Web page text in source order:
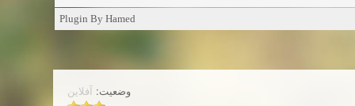
Plugin By Hamed
وضعیت: آفلاین